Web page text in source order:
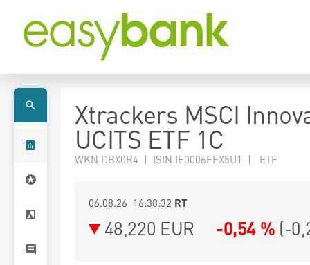
Xtrackers MSCI
UCITS ETF 1C
WKN DBX0R4 | ISIN IE0006FFX5U1 | ETF
06.08.26 16:38:32 RT
48,220 EUR -0,54 % (-